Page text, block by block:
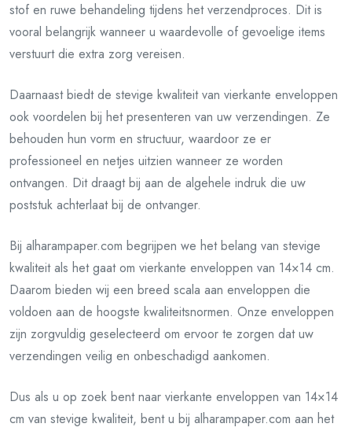
stof en ruwe behandeling tijdens het verzendproces. Dit is
vooral belangrijk wanneer u waardevolle of gevoelige items
verstuurt die extra zorg vereisen.
Daarnaast biedt de stevige kwaliteit van vierkante enveloppen
ook voordelen bij het presenteren van uw verzendingen. Ze
behouden hun vorm en structuur, waardoor ze er
professioneel en netjes uitzien wanneer ze worden
ontvangen. Dit draagt bij aan de algehele indruk die uw
poststuk achterlaat bij de ontvanger.
Bij alharampaper.com begrijpen we het belang van stevige
kwaliteit als het gaat om vierkante enveloppen van 14×14 cm.
Daarom bieden wij een breed scala aan enveloppen die
voldoen aan de hoogste kwaliteitsnormen. Onze enveloppen
zijn zorgvuldig geselecteerd om ervoor te zorgen dat uw
verzendingen veilig en onbeschadigd aankomen.
Dus als u op zoek bent naar vierkante enveloppen van 14×14
cm van stevige kwaliteit, bent u bij alharampaper.com aan het